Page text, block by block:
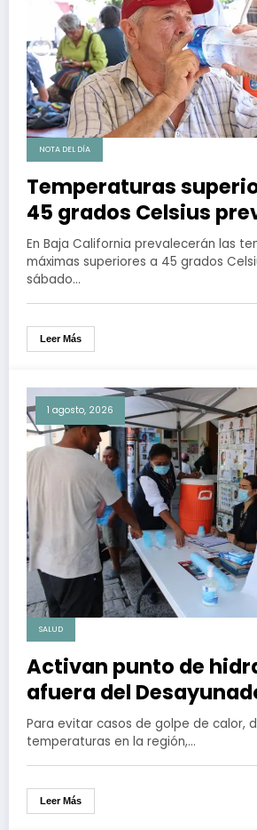
NOTA DEL DÍA
Temperaturas
45 grados Celsius
en BC
En Baja California prevalecerán las
máximas superiores a 45 grados
sábado…
Leer Más
1 agosto, 2026
SALUD
Activan punto de
afuera del
Padre Chava en
Para evitar casos de golpe de calor,
temperaturas en la región,…
Leer Más